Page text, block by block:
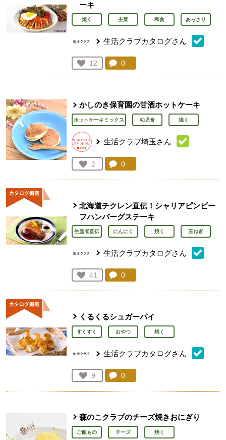
ーキ
焼く 主菜 和食 あっさり
生活クラブカタログさん
お気に入り登録：
12
人が登録
コメント：
0
かしのき保育園の甘酒ホットケーキ
ホットケーキミックス 幼児食 焼く
生活クラブ埼玉さん
お気に入り登録：
2
人が登録
コメント：
0
北海道チクレン直伝！シャリアピンビー
フハンバーグステーキ
生産者直伝 にんにく 焼く 玉ねぎ
生活クラブカタログさん
お気に入り登録：
41
人が登録
コメント：
0
くるくるシュガーパイ
すくすく おやつ 焼く
生活クラブカタログさん
お気に入り登録：
9
人が登録
コメント：
0
森のこクラブのチーズ焼きおにぎり
ご飯もの チーズ 焼く